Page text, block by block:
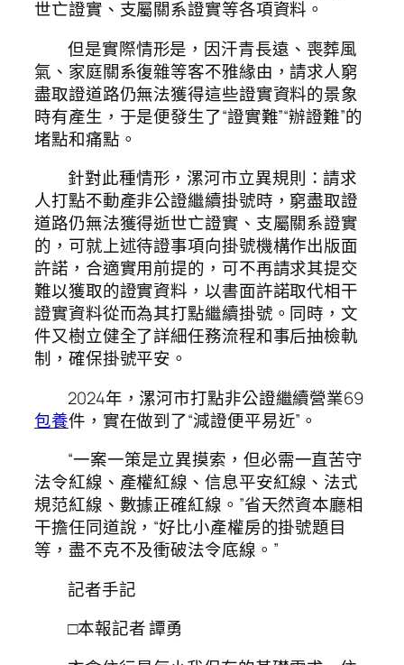
世亡證實、支屬關系證實等各項資料。
但是實際情形是，因汗青長遠、喪葬風
氣、家庭關系復雜等客不雅緣由，請求人窮
盡取證道路仍無法獲得這些證實資料的景象
時有產生，于是便發生了“證實難”“辦證難”的
堵點和痛點。
針對此種情形，漯河市立異規則：請求
人打點不動產非公證繼續掛號時，窮盡取證
道路仍無法獲得逝世亡證實、支屬關系證實
的，可就上述待證事項向掛號機構作出版面
許諾，合適實用前提的，可不再請求其提交
難以獲取的證實資料，以書面許諾取代相干
證實資料從而為其打點繼續掛號。同時，文
件又樹立健全了詳細任務流程和事后抽檢軌
制，確保掛號平安。
2024年，漯河市打點非公證繼續營業69
包養件，實在做到了“減證便平易近”。
“一案一策是立異摸索，但必需一直苦守
法令紅線、產權紅線、信息平安紅線、法式
規范紅線、數據正確紅線。”省天然資本廳相
干擔任同道說，“好比小產權房的掛號題目
等，盡不克不及衝破法令底線。”
記者手記
□本報記者 譚勇